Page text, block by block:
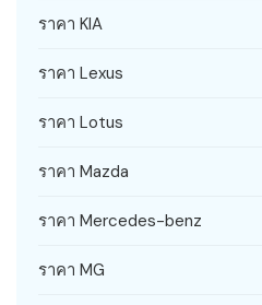
ราคา KIA
ราคา Lexus
ราคา Lotus
ราคา Mazda
ราคา Mercedes-benz
ราคา MG